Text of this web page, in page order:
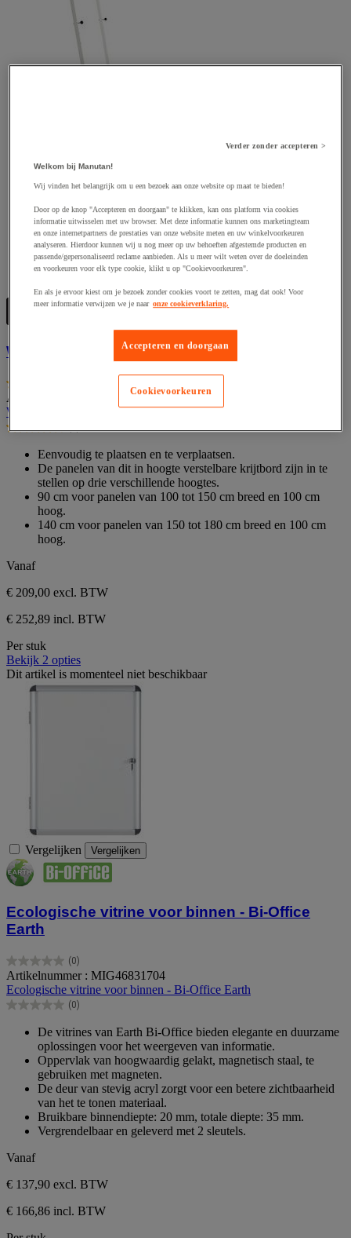
Vergelijken Vergelijken
Whiteboard easel
4.8
van
de
5
beoordelingen
Artikelnummer : MIG453668
Whiteboard easel
4.8
sterren.
beoordelingen
Eenvoudig te plaatsen en te verplaatsen.
De panelen van dit in hoogte verstelbare krijtbord zijn in te
stellen op drie verschillende hoogtes.
90 cm voor panelen van 100 tot 150 cm breed en 100 cm
hoog.
140 cm voor panelen van 150 tot 180 cm breed en 100 cm
hoog.
Vanaf
€ 209,00 excl. BTW
€ 252,89 incl. BTW
Per stuk
Bekijk 2 opties
Dit artikel is momenteel niet beschikbaar
Vergelijken Vergelijken
Ecologische vitrine voor binnen - Bi-Office
Earth
(0)
0.0
van
de
5
Artikelnummer : MIG46831704
Ecologische vitrine voor binnen - Bi-Office Earth
(0)
0.0
sterren.
De vitrines van Earth Bi-Office bieden elegante en duurzame
oplossingen voor het weergeven van informatie.
Oppervlak van hoogwaardig gelakt, magnetisch staal, te
gebruiken met magneten.
De deur van stevig acryl zorgt voor een betere zichtbaarheid
van het te tonen materiaal.
Bruikbare binnendiepte: 20 mm, totale diepte: 35 mm.
Vergrendelbaar en geleverd met 2 sleutels.
Vanaf
€ 137,90 excl. BTW
€ 166,86 incl. BTW
Verder zonder accepteren >
Welkom bij Manutan!
Wij vinden het belangrijk om u een bezoek aan onze website op maat te bieden!
Door op de knop "Accepteren en doorgaan" te klikken, kan ons platform via cookies
informatie uitwisselen met uw browser. Met deze informatie kunnen ons marketingteam
en onze internetpartners de prestaties van onze website meten en uw winkelvoorkeuren
analyseren. Hierdoor kunnen wij u nog meer op uw behoeften afgestemde producten en
passende/gepersonaliseerd reclame aanbieden. Als u meer wilt weten over de doeleinden
en voorkeuren voor elk type cookie, klikt u op "Cookievoorkeuren".
En als je ervoor kiest om je bezoek zonder cookies voort te zetten, mag dat ook! Voor
meer informatie verwijzen we je naar onze cookieverklaring.
Accepteren en doorgaan
Cookievoorkeuren